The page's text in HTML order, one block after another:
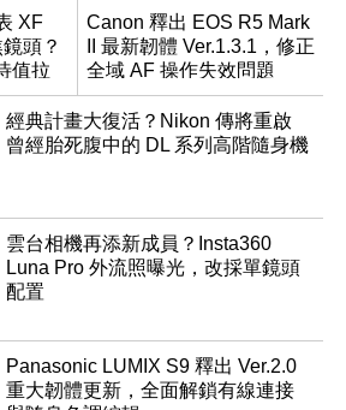
XF
頭？
值拉
Canon 釋出 EOS R5 Mark
II 最新韌體 Ver.1.3.1，修正
全域 AF 操作失效問題
經典計畫大復活？Nikon 傳將重啟
曾經胎死腹中的 DL 系列高階隨身機
雲台相機再添新成員？Insta360
Luna Pro 外流照曝光，改採單鏡頭
配置
Panasonic LUMIX S9 釋出 Ver.2.0
重大韌體更新，全面解鎖有線連接